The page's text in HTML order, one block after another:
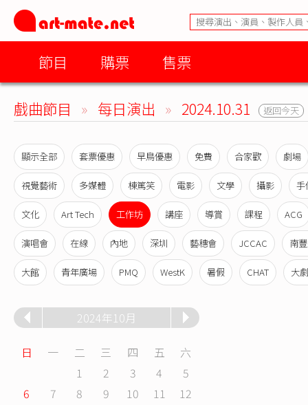
節目 購票 售票
戲曲節目 » 每日演出 » 2024.10.31 返回今天
顯示全部 套票優惠 早鳥優惠 免費 合家歡 劇場
視覺藝術 多媒體 棟篤笑 電影 文學 攝影 手
文化 Art Tech 工作坊 講座 導賞 課程 ACG
演唱會 在線 內地 深圳 藝穗會 JCCAC 南
大館 青年廣場 PMQ WestK 暑假 CHAT 大
2024年10月
日 一 二 三 四 五
六
1
2 3 4
5
6
7 8 9 10 11
12